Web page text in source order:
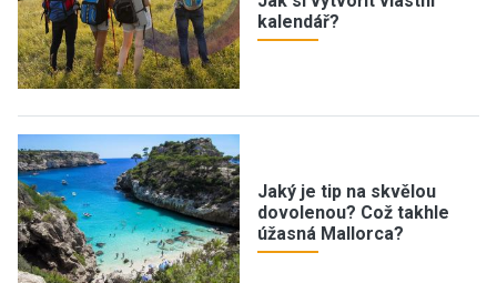
kalendář?
Jaký je tip na skvělou
dovolenou? Což takhle
úžasná Mallorca?